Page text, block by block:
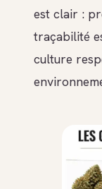
est clair :
traçabilité
culture